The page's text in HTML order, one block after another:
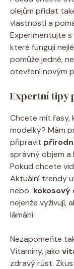
olejům ⁣přidat
vlastnosti a
Experimentujte
které fungují
pomůže jedné,
otevření ‌novým
Expertní‍ tipy
Chcete mít⁢ řasy,
modelky? Mám
připravit‌
správný ​objem a
Pokud⁣ chcete
Aktuální trendy
nebo ‍ kokosový
nejenže vyživují,
lámání.
Nezapomeňte‌
Vitaminy, ‌jako
zdravý ‌růst.